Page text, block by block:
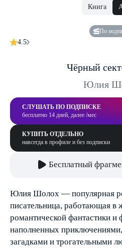
Книга
По
4.5
Чёрный
Юлия
СЛУШАТЬ ПО ПОДПИСКЕ
бесплатно 14 дней, далее /мес
КУПИТЬ ОТДЕЛЬНО
навсегда в профиле и без подписки
Бесплатный
Юлия Шолох — популярная
писательница, работающая в
романтической фантастики и
наполненных
загадками и трогательными